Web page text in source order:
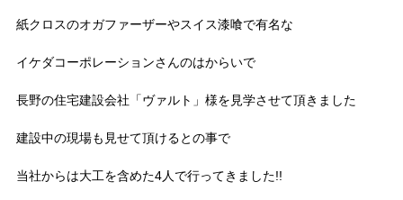
紙クロスのオガファーザーやスイス漆喰で有名な
イケダコーポレーションさんのはからいで
長野の住宅建設会社「ヴァルト」様を見学させて頂きました
建設中の現場も見せて頂けるとの事で
当社からは大工を含めた4人で行ってきました!!